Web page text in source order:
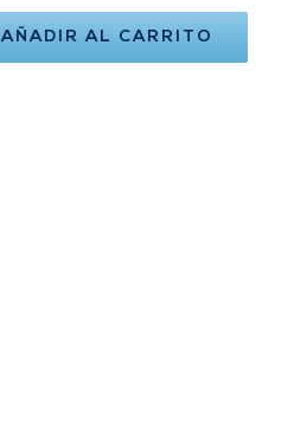
AÑADIR AL CARRITO